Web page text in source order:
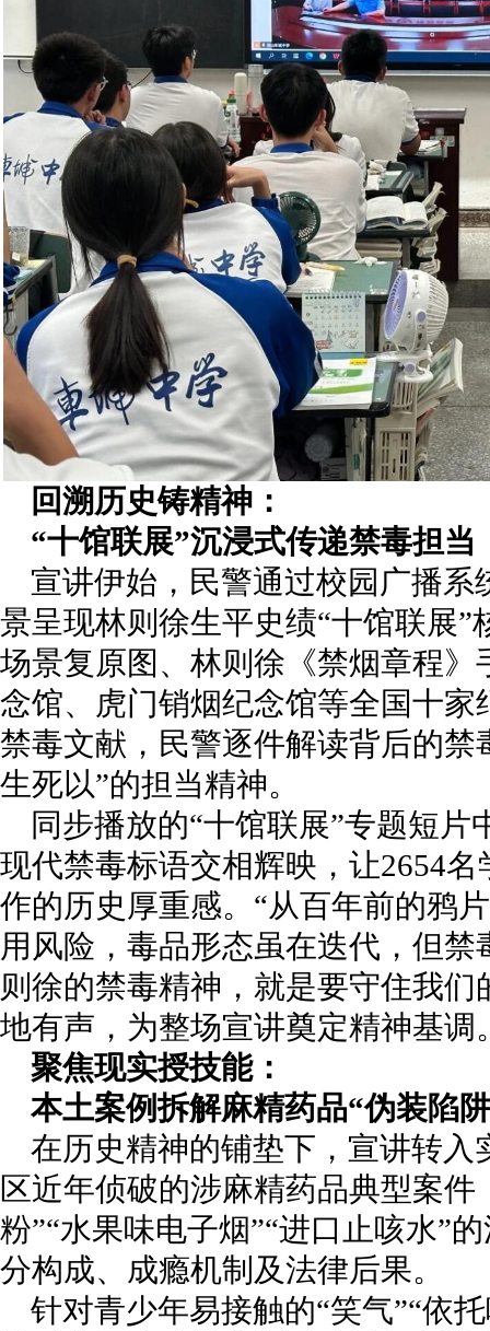
回溯历史铸精神：
“十馆联展”沉浸式传递禁毒担当
宣讲伊始，民警通过校园广播
景呈现林则徐生平史绩“十馆联展
场景复原图、林则徐《禁烟章程
念馆、虎门销烟纪念馆等全国十
禁毒文献，民警逐件解读背后的禁
生死以”的担当精神。
同步播放的“十馆联展”专题短
现代禁毒标语交相辉映，让2654
作的历史厚重感。“从百年前的鸦
用风险，毒品形态虽在迭代，但
则徐的禁毒精神，就是要守住我
地有声，为整场宣讲奠定精神基调
聚焦现实授技能：
本土案例拆解麻精药品“伪装陷
在历史精神的铺垫下，宣讲转
区近年侦破的涉麻精药品典型案
粉”“水果味电子烟”“进口止咳水”
分构成、成瘾机制及法律后果。
针对青少年易接触的“笑气”“依